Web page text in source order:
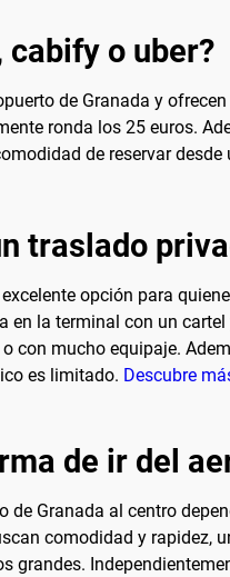
cabify o uber?
de Granada y
ronda los 25 euros.
de reservar
traslado
opción para
en la terminal con un
con mucho equipaje.
es limitado. Descubre
de ir del
de Granada al centro
comodidad y rapidez,
grandes.